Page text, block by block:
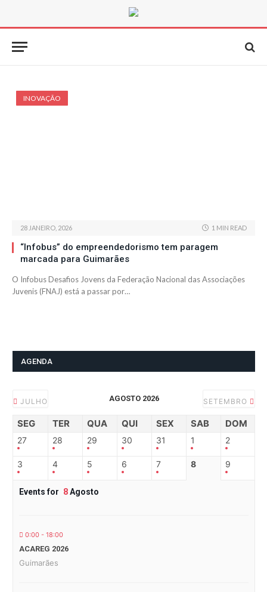
INOVAÇÃO
28 JANEIRO, 2026 1 MIN READ
“Infobus” do empreendedorismo tem paragem
marcada para Guimarães
O Infobus Desafios Jovens da Federação Nacional das Associações
Juvenis (FNAJ) está a passar por…
AGENDA
JULHO AGOSTO 2026 SETEMBRO
SEG TER QUA QUI SEX SAB DOM
27 28 29 30 31 1 2
3 4 5 6 7 8 9
Events for 8Agosto
0:00 - 18:00
ACAREG 2026
Guimarães